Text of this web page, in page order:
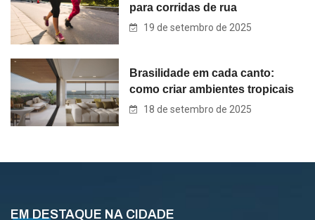
para corridas de rua
19 de setembro de 2025
Brasilidade em cada canto:
como criar ambientes tropicais
18 de setembro de 2025
EM DESTAQUE NA CIDADE